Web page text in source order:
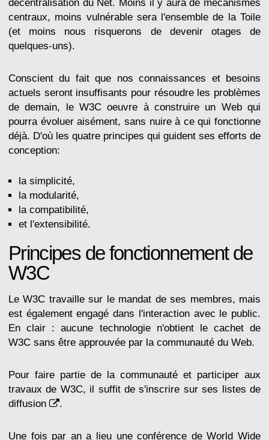
décentralisation du Net. Moins il y aura de mécanismes
centraux, moins vulnérable sera l'ensemble de la Toile
(et moins nous risquerons de devenir otages de
quelques-uns).
Conscient du fait que nos connaissances et besoins
actuels seront insuffisants pour résoudre les problèmes
de demain, le W3C oeuvre à construire un Web qui
pourra évoluer aisément, sans nuire à ce qui fonctionne
déjà. D'où les quatre principes qui guident ses efforts de
conception:
la simplicité,
la modularité,
la compatibilité,
et l'extensibilité.
Principes de fonctionnement de
W3C
Le W3C travaille sur le mandat de ses membres, mais
est également engagé dans l'interaction avec le public.
En clair : aucune technologie n'obtient le cachet de
W3C sans être approuvée par la communauté du Web.
Pour faire partie de la communauté et participer aux
travaux de W3C, il suffit de s'inscrire sur ses listes de
diffusion
Une fois par an a lieu une conférence de World Wide